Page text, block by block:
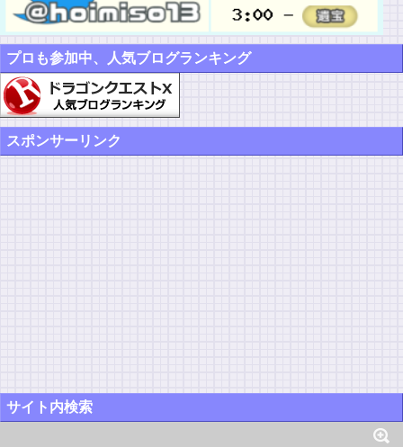
プロも参加中、人気ブログランキング
スポンサーリンク
サイト内検索